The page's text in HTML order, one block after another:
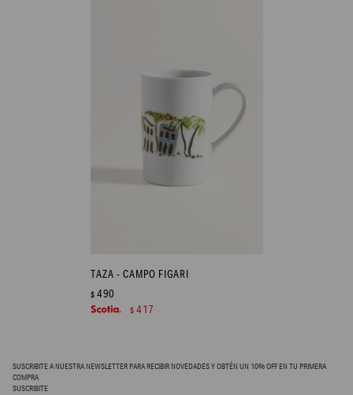
TAZA - CAMPO FIGARI
$ 490
$ 417
SUSCRIBITE A NUESTRA NEWSLETTER PARA RECIBIR NOVEDADES Y OBTÉN UN 10% OFF EN TU PRIMERA
COMPRA
SUSCRIBITE